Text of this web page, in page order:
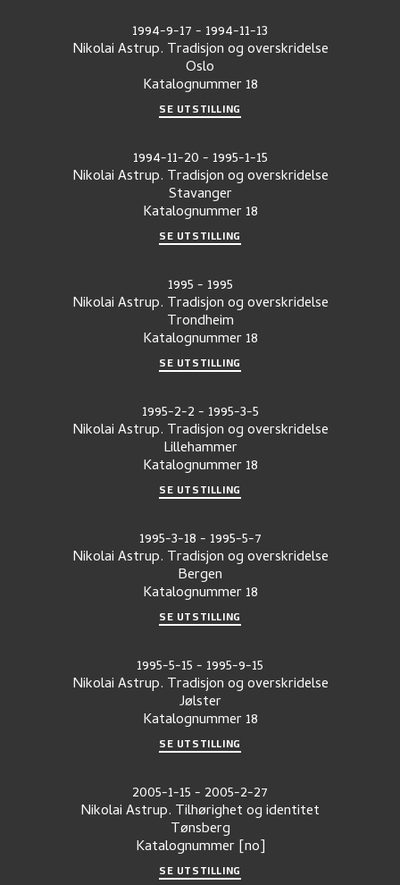
1994-9-17- 1994-11-13
Nikolai Astrup. Tradisjon og overskridelse
Oslo
Katalognummer 18
SE UTSTILLING
1994-11-20- 1995-1-15
Nikolai Astrup. Tradisjon og overskridelse
Stavanger
Katalognummer 18
SE UTSTILLING
1995- 1995
Nikolai Astrup. Tradisjon og overskridelse
Trondheim
Katalognummer 18
SE UTSTILLING
1995-2-2- 1995-3-5
Nikolai Astrup. Tradisjon og overskridelse
Lillehammer
Katalognummer 18
SE UTSTILLING
1995-3-18- 1995-5-7
Nikolai Astrup. Tradisjon og overskridelse
Bergen
Katalognummer 18
SE UTSTILLING
1995-5-15- 1995-9-15
Nikolai Astrup. Tradisjon og overskridelse
Jølster
Katalognummer 18
SE UTSTILLING
2005-1-15- 2005-2-27
Nikolai Astrup. Tilhørighet og identitet
Tønsberg
Katalognummer [no]
SE UTSTILLING